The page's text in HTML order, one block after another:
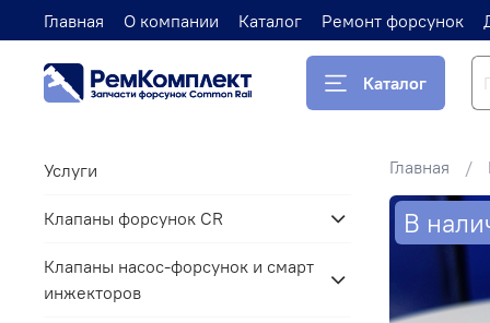
Главная О компании Каталог Ремонт форсунок
Каталог
Главная
В
Услуги
Клапаны форсунок CR
Клапаны насос-форсунок и смарт
инжекторов